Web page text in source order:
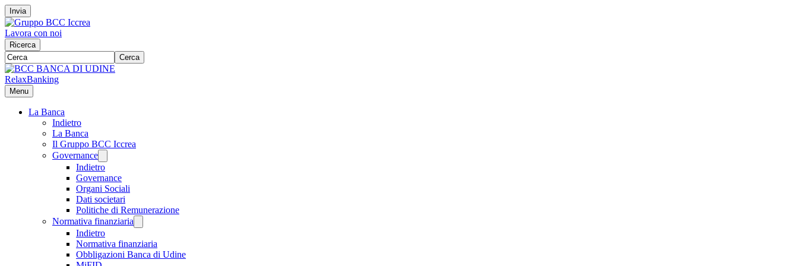
Invia
Lavora con noi
Ricerca
Cerca
RelaxBanking
Menu
La Banca
Indietro
La Banca
Il Gruppo BCC Iccrea
Governance
Indietro
Governance
Organi Sociali
Dati societari
Politiche di Remunerazione
Normativa finanziaria
Indietro
Normativa finanziaria
Obbligazioni Banca di Udine